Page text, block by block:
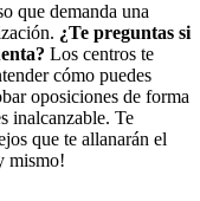
que demanda una
¿Te preguntas si
Los centros te
cómo puedes
oposiciones de forma
inalcanzable. Te
que te allanarán el
mismo!